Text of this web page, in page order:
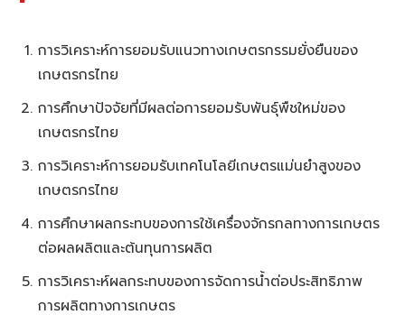
การวิเคราะห์การยอมรับแนวทางเกษตรกรรมยั่งยืนของ
เกษตรกรไทย
การศึกษาปัจจัยที่มีผลต่อการยอมรับพันธุ์พืชใหม่ของ
เกษตรกรไทย
การวิเคราะห์การยอมรับเทคโนโลยีเกษตรแม่นยำสูงของ
เกษตรกรไทย
การศึกษาผลกระทบของการใช้เครื่องจักรกลทางการเกษตร
ต่อผลผลิตและต้นทุนการผลิต
การวิเคราะห์ผลกระทบของการจัดการน้ำต่อประสิทธิภาพ
การผลิตทางการเกษตร